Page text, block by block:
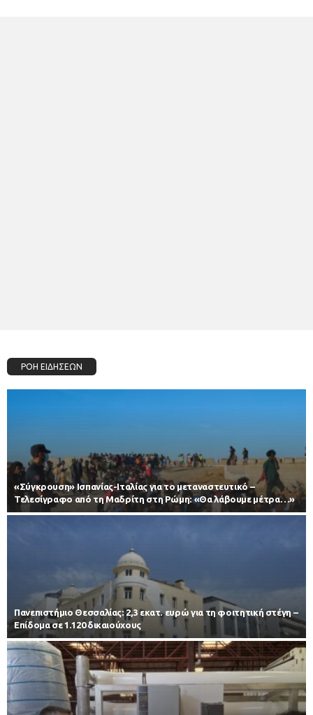
ΡΟΗ ΕΙΔΗΣΕΩΝ
«Σύγκρουση» Ισπανίας-Ιταλίας για το μεταναστευτικό –
Τελεσίγραφο από τη Μαδρίτη στη Ρώμη: «Θα λάβουμε μέτρα…»
Πανεπιστήμιο Θεσσαλίας: 2,3 εκατ. ευρώ για τη φοιτητική στέγη –
Επίδομα σε 1.120 δικαιούχους